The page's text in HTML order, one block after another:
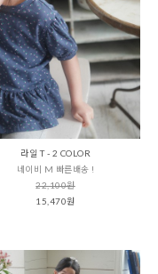
라일 T - 2 COLOR
네이비 M 빠른배송 !
22,100원
15,470원